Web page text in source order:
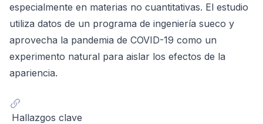
especialmente en materias no cuantitativas. El estudio
utiliza datos de un programa de ingeniería sueco y
aprovecha la pandemia de COVID-19 como un
experimento natural para aislar los efectos de la
apariencia.
Hallazgos clave